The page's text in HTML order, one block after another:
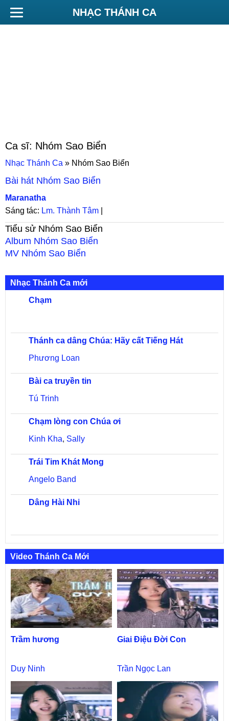
NHẠC THÁNH CA
Ca sĩ: Nhóm Sao Biển
Nhạc Thánh Ca » Nhóm Sao Biển
Bài hát Nhóm Sao Biển
Maranatha
Sáng tác: Lm. Thành Tâm
Tiểu sử Nhóm Sao Biển
Album Nhóm Sao Biển
MV Nhóm Sao Biển
Nhạc Thánh Ca mới
Chạm
Thánh ca dâng Chúa: Hãy cất Tiếng Hát
Phương Loan
Bài ca truyền tin
Tú Trinh
Chạm lòng con Chúa ơi
Kinh Kha, Sally
Trái Tim Khát Mong
Angelo Band
Dâng Hài Nhi
Video Thánh Ca Mới
Trầm hương
Duy Ninh
Giai Điệu Đời Con
Trần Ngọc Lan